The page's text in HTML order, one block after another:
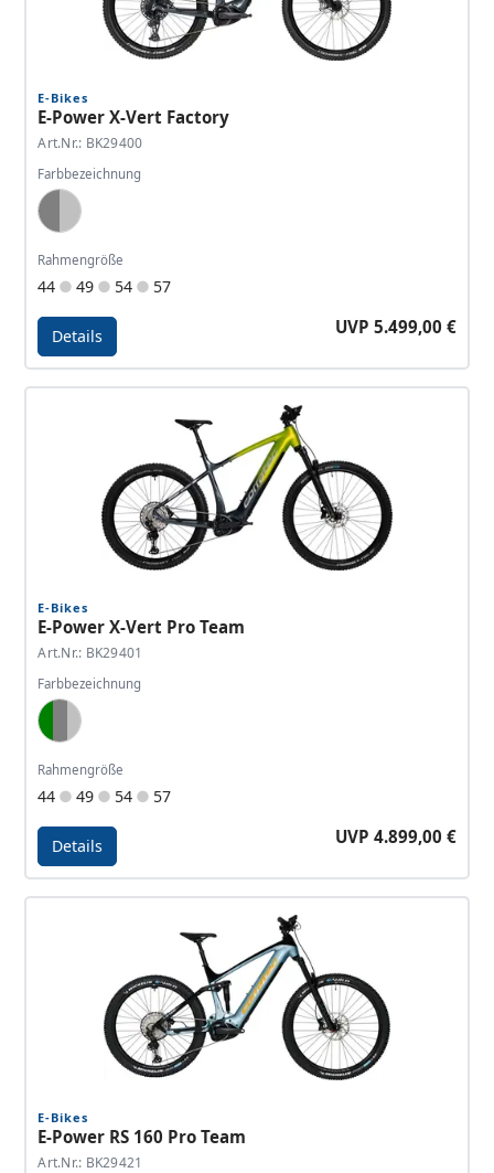
E-Bikes
E-Power X-Vert Factory
Art.Nr.: BK29400
Farbbezeichnung
Dark Grey, Silver
Rahmengröße
44 49 54 57
Details UVP 5.499,00 €
E-Bikes
E-Power X-Vert Pro Team
Art.Nr.: BK29401
Farbbezeichnung
Green, Dark Grey, Silver
Rahmengröße
44 49 54 57
Details UVP 4.899,00 €
E-Bikes
E-Power RS 160 Pro Team
Art.Nr.: BK29421